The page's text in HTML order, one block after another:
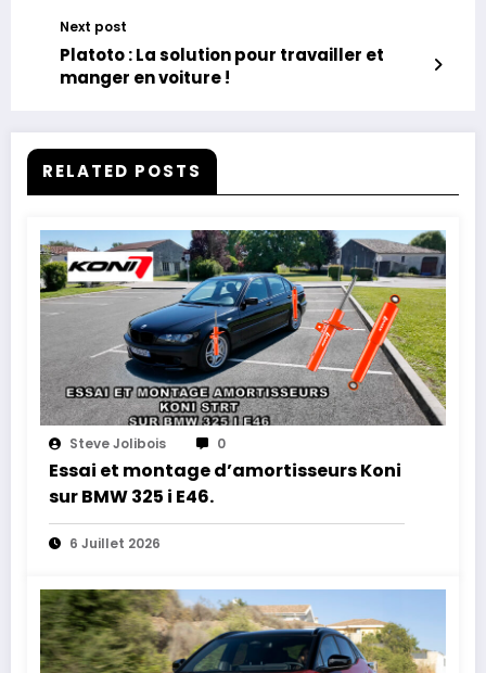
Next post
Platoto : La solution pour travailler et
manger en voiture !
RELATED POSTS
Steve Jolibois 0
Essai et montage d’amortisseurs Koni
sur BMW 325 i E46.
6 Juillet 2026